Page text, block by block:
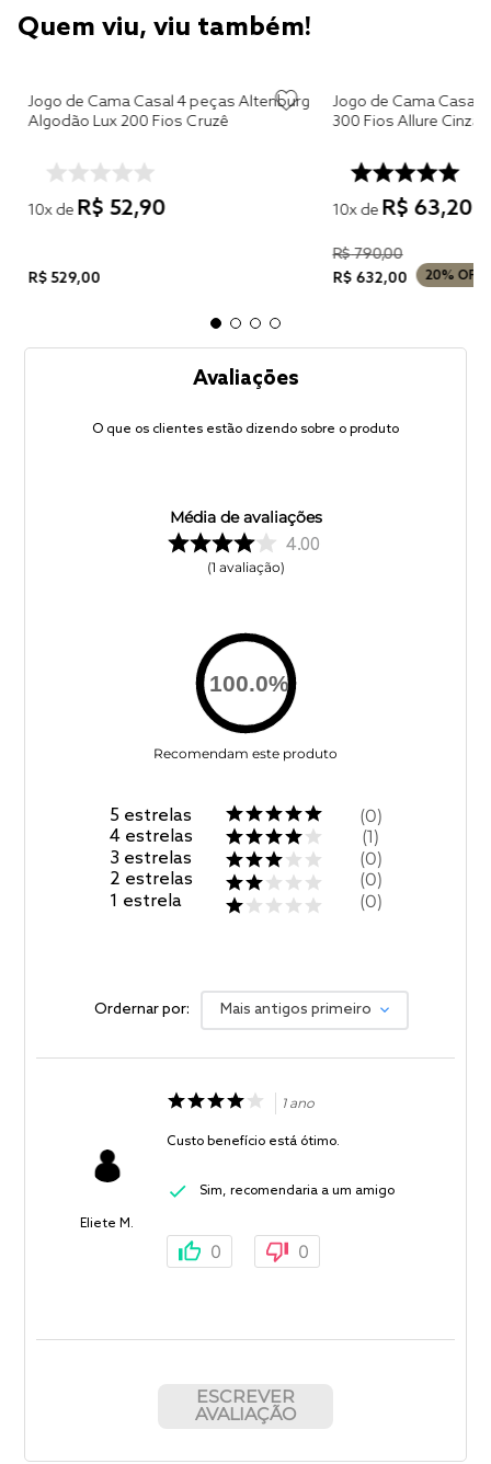
Quem viu, viu também!
Jogo de Cama Casal 4 peças Altenburg
Algodão Lux 200 Fios Cruzê
10x de R$ 52,90
R$ 529,00
Jogo de Cama Casal
300 Fios Allure Cinza
10x de R$ 63,20
R$790,00
R$ 632,00 20% OFF
Avaliações
O que os clientes estão dizendo sobre o produto
Média de avaliações
4.00
1 avaliação
100.0%
Recomendam este produto
5 estrelas
4 estrelas
3 estrelas
2 estrelas
1 estrela
0
1
0
0
0
Ordernar por: Mais antigos primeiro
Eliete M.
1 ano
Custo benefício está ótimo.
Sim, recomendaria a um amigo
0 0
ESCREVER
AVALIAÇÃO